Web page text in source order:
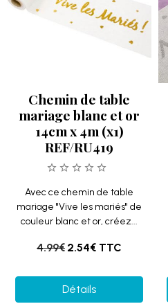
Chemin de table
mariage blanc et or
14cm x 4m (x1)
REF/RU419
Avec ce chemin de table
mariage "Vive les mariés" de
couleur blanc et or, créez...
4.99€ 2.54€ TTC
Détails